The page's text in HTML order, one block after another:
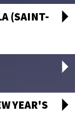
(SAINT-
YEAR'S